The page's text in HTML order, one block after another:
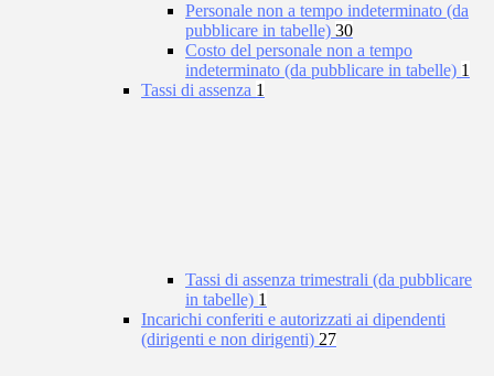
Personale non a tempo indeterminato (da
pubblicare in tabelle) 30
Costo del personale non a tempo
indeterminato (da pubblicare in tabelle) 1
Tassi di assenza 1
Tassi di assenza trimestrali (da pubblicare
in tabelle) 1
Incarichi conferiti e autorizzati ai dipendenti
(dirigenti e non dirigenti) 27